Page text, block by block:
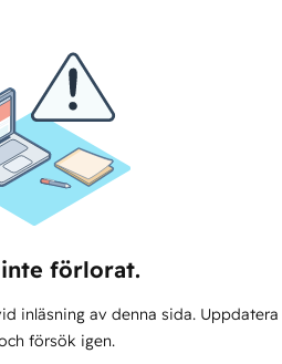
förlorat.
inläsning av denna sida. Uppdatera
försök igen.